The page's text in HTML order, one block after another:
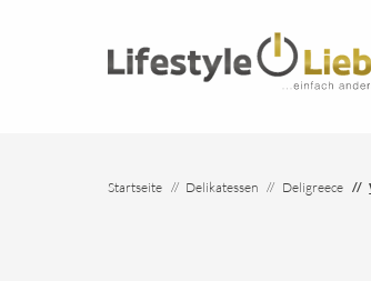
Startseite Delikatessen Deligreece